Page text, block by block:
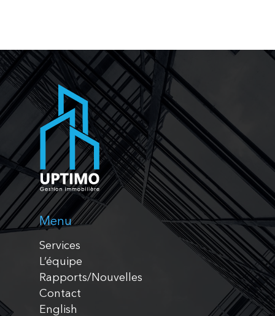
Menu
Services
L’équipe
Rapports/Nouvelles
Contact
English